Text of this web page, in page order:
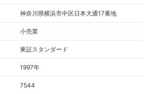
神奈川県横浜市中区日本大通17番地
小売業
東証スタンダード
1997年
7544